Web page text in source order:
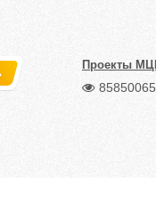
Проекты
85850065